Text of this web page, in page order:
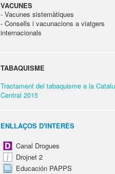
VACUNES
- Vacunes sistemàtiques
- Consells i vacunacions a viatgers
internacionals
TABAQUISME
Tractament del tabaquisme a la
Central 2015
ENLLAÇOS D'INTERÈS
Canal Drogues
Drojnet 2
Educación PAPPS